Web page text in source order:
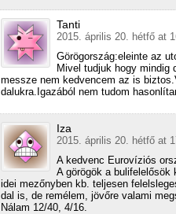
Tanti
2015. április 20. hétfő at
Görögország:eleinte az
Mivel tudjuk hogy mindig
messze nem kedvencem az is
dalukra.Igazából nem tudom
Iza
2015. április 20. hétfő at
A kedvenc Eurovíziós
A görögök a
idei mezőnyben kb. teljesen
dal is, de remélem, jövőre valami
Nálam 12/40, 4/16.